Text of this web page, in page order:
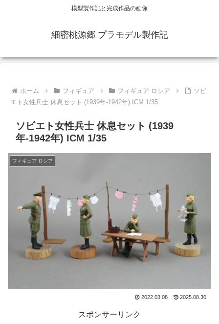
模型製作記と完成作品の画像
細密桃源郷 プラモデル製作記
ホーム フィギュア フィギュア ロシア
ソビ
エト女性兵士 休息セット (1939年-1942年) ICM 1/35
ソビエト女性兵士 休息セット (1939
年-1942年) ICM 1/35
フィギュア ロシア
2022.03.08 2025.08.30
スポンサーリンク